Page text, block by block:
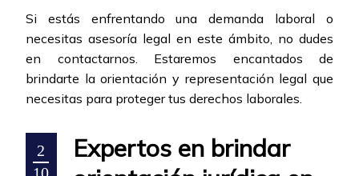
Si estás enfrentando una demanda laboral o
necesitas asesoría legal en este ámbito, no dudes
en contactarnos. Estaremos encantados de
brindarte la orientación y representación legal que
necesitas para proteger tus derechos laborales.
2
Expertos en brindar